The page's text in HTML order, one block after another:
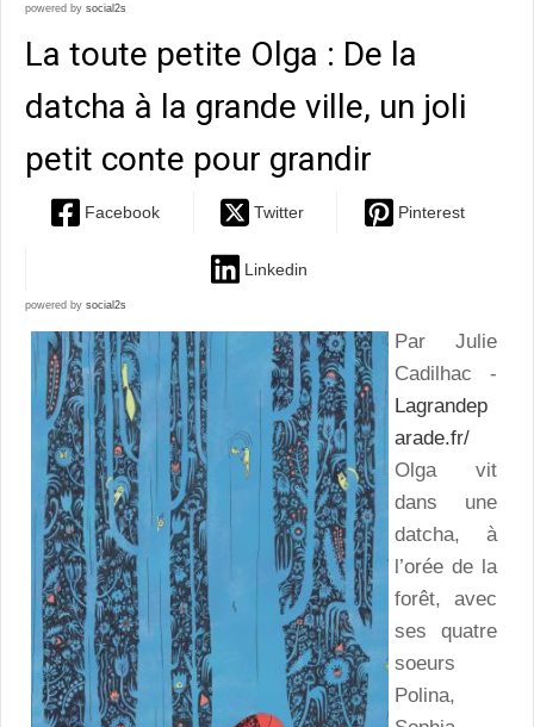
powered by social2s
La toute petite Olga : De la
datcha à la grande ville, un joli
petit conte pour grandir
Facebook Twitter Pinterest
Linkedin
powered by social2s
Par Julie
Cadilhac -
Lagrandep
arade.fr/
Olga vit
dans une
datcha, à
l’orée de la
forêt, avec
ses quatre
soeurs
Polina,